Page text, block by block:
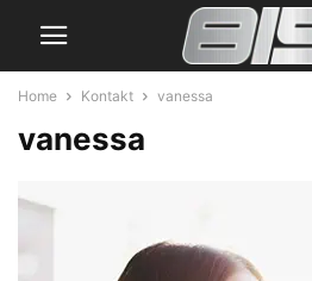
Home Kontakt vanessa
vanessa